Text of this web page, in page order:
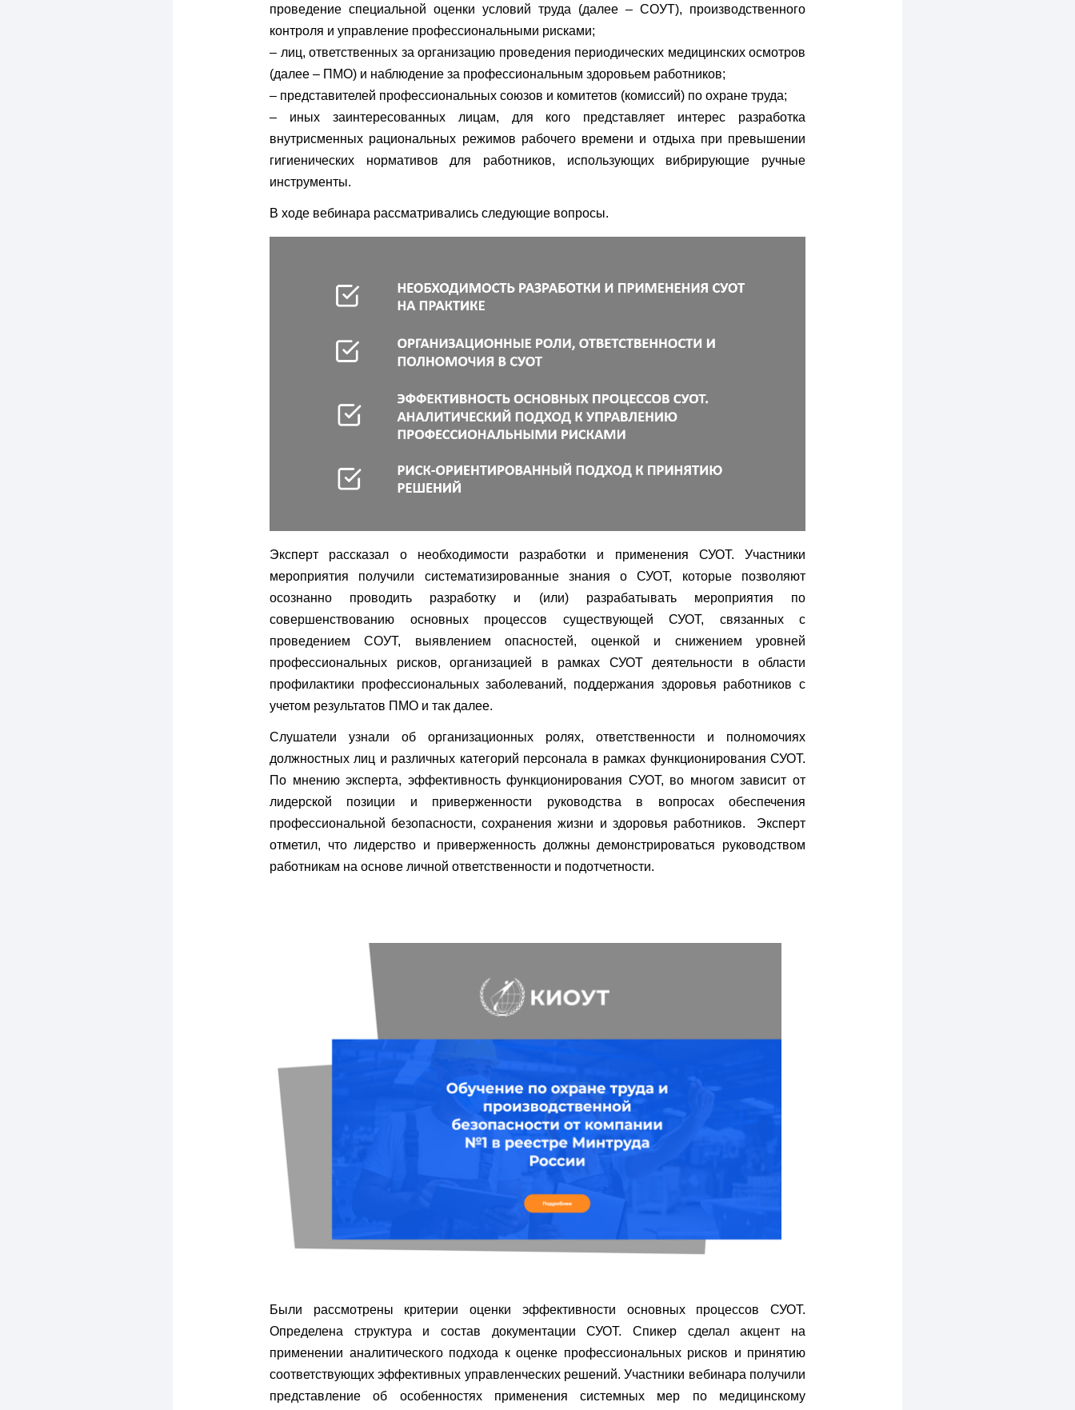
проведение специальной оценки условий труда (далее – СОУТ), производственного
контроля и управление профессиональными рисками;
– лиц, ответственных за организацию проведения периодических медицинских осмотров
(далее – ПМО) и наблюдение за профессиональным здоровьем работников;
– представителей профессиональных союзов и комитетов (комиссий) по охране труда;
– иных заинтересованных лицам, для кого представляет интерес разработка
внутрисменных рациональных режимов рабочего времени и отдыха при превышении
гигиенических нормативов для работников, использующих вибрирующие ручные
инструменты.
В ходе вебинара рассматривались следующие вопросы.
Эксперт рассказал о необходимости разработки и применения СУОТ. Участники
мероприятия получили систематизированные знания о СУОТ, которые позволяют
осознанно проводить разработку и (или) разрабатывать мероприятия по
совершенствованию основных процессов существующей СУОТ, связанных с
проведением СОУТ, выявлением опасностей, оценкой и снижением уровней
профессиональных рисков, организацией в рамках СУОТ деятельности в области
профилактики профессиональных заболеваний, поддержания здоровья работников с
учетом результатов ПМО и так далее.
Слушатели узнали об организационных ролях, ответственности и полномочиях
должностных лиц и различных категорий персонала в рамках функционирования СУОТ.
По мнению эксперта, эффективность функционирования СУОТ, во многом зависит от
лидерской позиции и приверженности руководства в вопросах обеспечения
профессиональной безопасности, сохранения жизни и здоровья работников. Эксперт
отметил, что лидерство и приверженность должны демонстрироваться руководством
работникам на основе личной ответственности и подотчетности.
Были рассмотрены критерии оценки эффективности основных процессов СУОТ.
Определена структура и состав документации СУОТ. Спикер сделал акцент на
применении аналитического подхода к оценке профессиональных рисков и принятию
соответствующих эффективных управленческих решений. Участники вебинара получили
представление об особенностях применения системных мер по медицинскому